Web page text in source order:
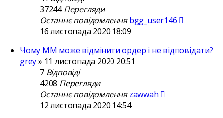
37244Перегляди
Останнє повідомленняbgg_user146
16 листопада 2020 18:09
Чому MM може відмінити ордер і не відповідати?
grey» 11 листопада 2020 20:51
7 Відповіді
4208 Перегляди
Останнє повідомленняzawwah
12 листопада 2020 14:54